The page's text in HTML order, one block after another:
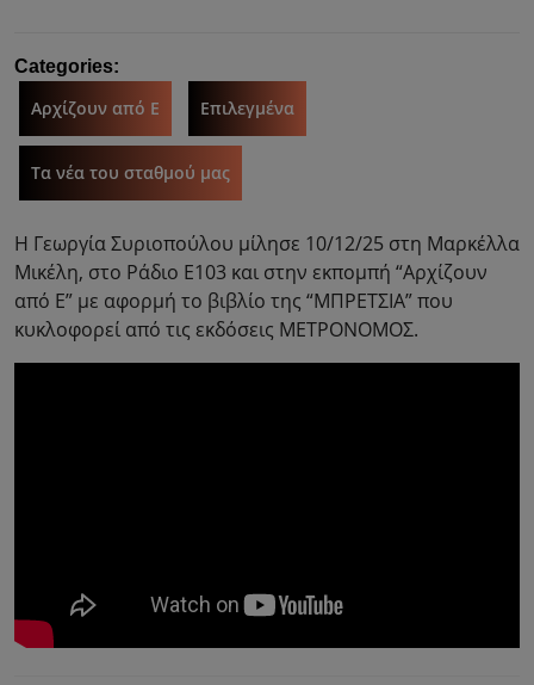
Categories:
Αρχίζουν από Ε Επιλεγμένα
Τα νέα του σταθμού μας
Η Γεωργία Συριοπούλου μίλησε 10/12/25 στη Μαρκέλλα
Μικέλη, στο Ράδιο Ε103 και στην εκπομπή “Αρχίζουν
από Ε” με αφορμή τo βιβλίο της “ΜΠΡΕΤΣΙΑ” που
κυκλοφορεί από τις εκδόσεις ΜΕΤΡΟΝΟΜΟΣ.